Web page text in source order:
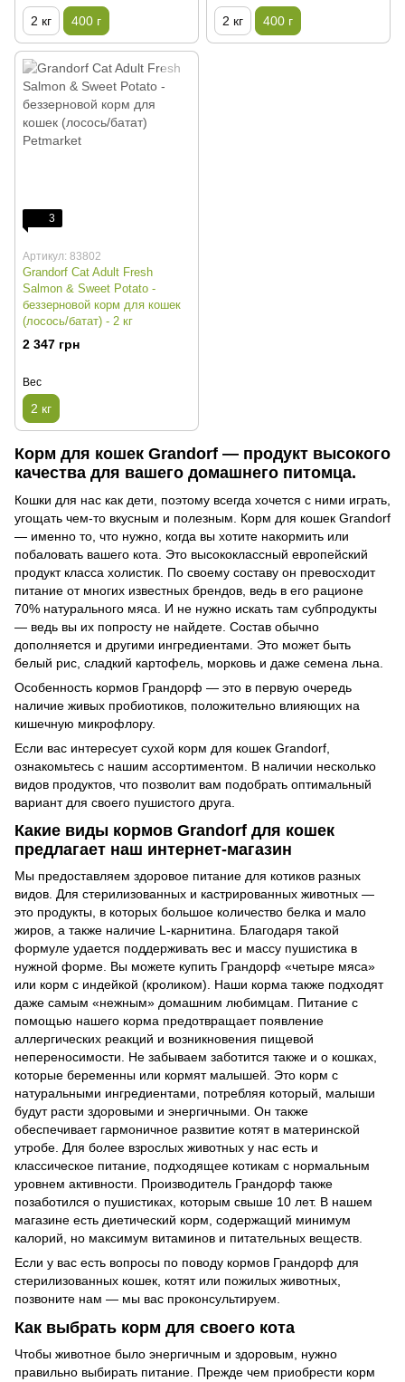
2 кг 400 г 2 кг 400 г
3
Артикул: 83802
Grandorf Cat Adult Fresh
Salmon & Sweet Potato -
беззерновой корм для кошек
(лосось/батат) - 2 кг
2 347 грн
Вес
2 кг
Корм для кошек Grandorf — продукт высокого
качества для вашего домашнего питомца.
Кошки для нас как дети, поэтому всегда хочется с ними играть,
угощать чем-то вкусным и полезным. Корм для кошек Grandorf
— именно то, что нужно, когда вы хотите накормить или
побаловать вашего кота. Это высококлассный европейский
продукт класса холистик. По своему составу он превосходит
питание от многих известных брендов, ведь в его рационе
70% натурального мяса. И не нужно искать там субпродукты
— ведь вы их попросту не найдете. Состав обычно
дополняется и другими ингредиентами. Это может быть
белый рис, сладкий картофель, морковь и даже семена льна.
Особенность кормов Грандорф — это в первую очередь
наличие живых пробиотиков, положительно влияющих на
кишечную микрофлору.
Если вас интересует сухой корм для кошек Grandorf,
ознакомьтесь с нашим ассортиментом. В наличии несколько
видов продуктов, что позволит вам подобрать оптимальный
вариант для своего пушистого друга.
Какие виды кормов Grandorf для кошек
предлагает наш интернет-магазин
Мы предоставляем здоровое питание для котиков разных
видов. Для стерилизованных и кастрированных животных —
это продукты, в которых большое количество белка и мало
жиров, а также наличие L-карнитина. Благодаря такой
формуле удается поддерживать вес и массу пушистика в
нужной форме. Вы можете купить Грандорф «четыре мяса»
или корм с индейкой (кроликом). Наши корма также подходят
даже самым «нежным» домашним любимцам. Питание с
помощью нашего корма предотвращает появление
аллергических реакций и возникновения пищевой
непереносимости. Не забываем заботится также и о кошках,
которые беременны или кормят малышей. Это корм с
натуральными ингредиентами, потребляя который, малыши
будут расти здоровыми и энергичными. Он также
обеспечивает гармоничное развитие котят в материнской
утробе. Для более взрослых животных у нас есть и
классическое питание, подходящее котикам с нормальным
уровнем активности. Производитель Грандорф также
позаботился о пушистиках, которым свыше 10 лет. В нашем
магазине есть диетический корм, содержащий минимум
калорий, но максимум витаминов и питательных веществ.
Если у вас есть вопросы по поводу кормов Грандорф для
стерилизованных кошек, котят или пожилых животных,
позвоните нам — мы вас проконсультируем.
Как выбрать корм для своего кота
Чтобы животное было энергичным и здоровым, нужно
правильно выбирать питание. Прежде чем приобрести корм